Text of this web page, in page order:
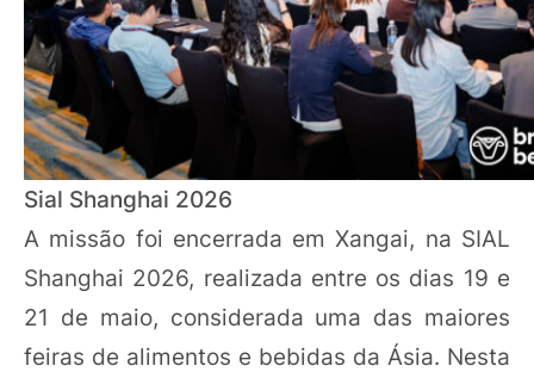
Sial Shanghai 2026
A missão foi encerrada em Xangai, na SIAL
Shanghai 2026, realizada entre os dias 19 e
21 de maio, considerada uma das maiores
feiras de alimentos e bebidas da Ásia. Nesta